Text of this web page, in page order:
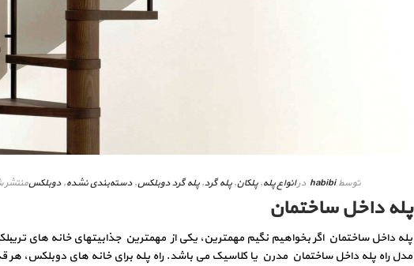
توسط habibi درانواع پله,پلکان,پله گرد,پله گرد دوبلکس,دسته‌بندی نشده,دوبلکس
پله داخل ساختمان
پله داخل ساختمان اگر بخواهیم نگیم مهمترین، یکی از مهمترین جذابیتهای خانه های
مدل راه پله داخل ساختمان مدرن یا کلاسیک می باشد. راه پله برای خانه های دوبلکس، هر